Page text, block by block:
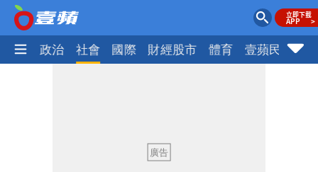
生活 政治 社會 國際 財經股市 體育 壹蘋民調
噴：難道真在顧忌中國？
狗仔直擊｜郭書瑤隨興打扮要價破10